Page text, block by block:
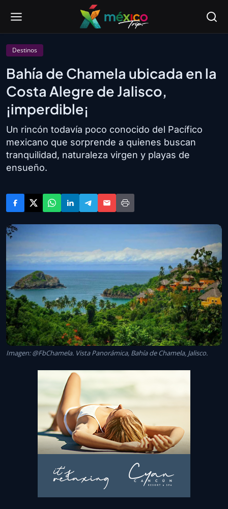
Destinos
Bahía de Chamela ubicada en la
Costa Alegre de Jalisco,
¡imperdible¡
Un rincón todavía poco conocido del Pacífico
mexicano que sorprende a quienes buscan
tranquilidad, naturaleza virgen y playas de
ensueño.
Imagen: @FbChamela. Vista Panorámica, Bahía de Chamela, Jalisco.